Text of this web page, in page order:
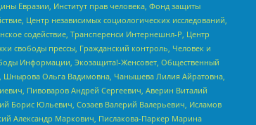
Евразии, Институт прав человека, Фонд защиты
Центр независимых социологических исследований,
содействие, Трансперенси Интернешнл-Р, Центр
свободы прессы, Гражданский контроль, Человек и
Информации, Экозащита!-Женсовет, Общественный
Шнырова Ольга Вадимовна, Чанышева Лилия Айратовна,
Пивоваров Андрей Сергеевич, Аверин Виталий
Борис Юльевич, Созаев Валерий Валерьевич, Исламов
Александр Маркович, Пислакова-Паркер Марина